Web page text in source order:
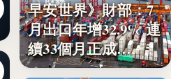
32.9%
早安世界》財部：7
月出口年增32.9% 連
續33個月正成…